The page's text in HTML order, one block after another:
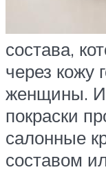
состава,
через кожу
женщины.
покраски
салонные
составом